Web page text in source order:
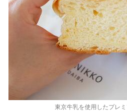
東京牛乳を使用したプレ